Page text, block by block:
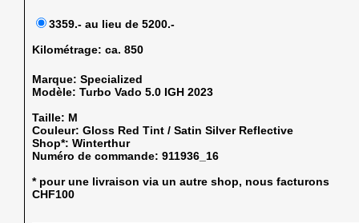
3359.- au lieu de 5200.-
Kilométrage: ca. 850
Marque:Specialized
Modèle:Turbo Vado 5.0 IGH 2023
Taille: M
Couleur:Gloss Red Tint / Satin Silver Reflective
Shop*:Winterthur
Numéro de commande:911936_16
* pour une livraison via un autre shop, nous facturons
CHF100